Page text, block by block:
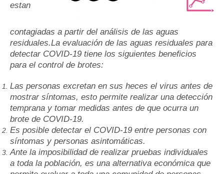
estan
contagiadas a partir del análisis de las aguas
residuales.La evaluación de las aguas residuales para
detectar COVID-19 tiene los siguientes beneficios
para el control de brotes:
Las personas excretan en sus heces el virus antes de
mostrar síntomas, esto permite realizar una detección
temprana y tomar medidas antes de que ocurra un
brote de COVID-19.
Es posible detectar el COVID-19 entre personas con
síntomas y personas asintomáticas.
Ante la imposibilidad de realizar pruebas individuales
a toda la población, es una alternativa económica que